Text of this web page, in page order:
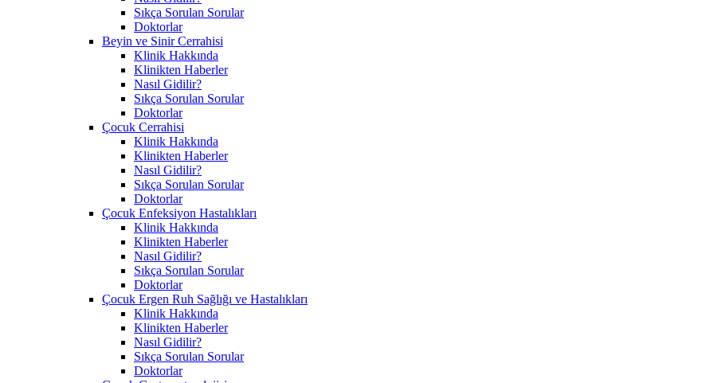
Sıkça Sorulan Sorular
Doktorlar
Beyin ve Sinir Cerrahisi
Klinik Hakkında
Klinikten Haberler
Nasıl Gidilir?
Sıkça Sorulan Sorular
Doktorlar
Çocuk Cerrahisi
Klinik Hakkında
Klinikten Haberler
Nasıl Gidilir?
Sıkça Sorulan Sorular
Doktorlar
Çocuk Enfeksiyon Hastalıkları
Klinik Hakkında
Klinikten Haberler
Nasıl Gidilir?
Sıkça Sorulan Sorular
Doktorlar
Çocuk Ergen Ruh Sağlığı ve Hastalıkları
Klinik Hakkında
Klinikten Haberler
Nasıl Gidilir?
Sıkça Sorulan Sorular
Doktorlar